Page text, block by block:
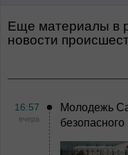
Еще материалы в
Новости
16:57
вчера
Молодежь